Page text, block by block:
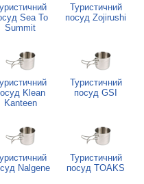
Sea To
Summit
Туристичний
посуд Zojirushi
Klean
Kanteen
Туристичний
посуд GSI
Nalgene
Туристичний
посуд TOAKS